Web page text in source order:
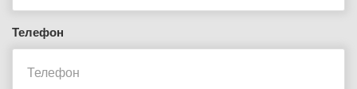
Телефон